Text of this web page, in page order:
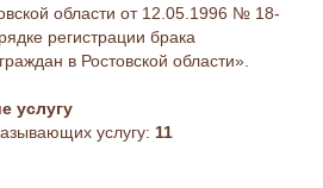
области от 12.05.1996 № 18-
регистрации брака
в Ростовской области».
услугу
услугу: 11